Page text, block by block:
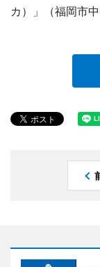
カ）」（福岡市